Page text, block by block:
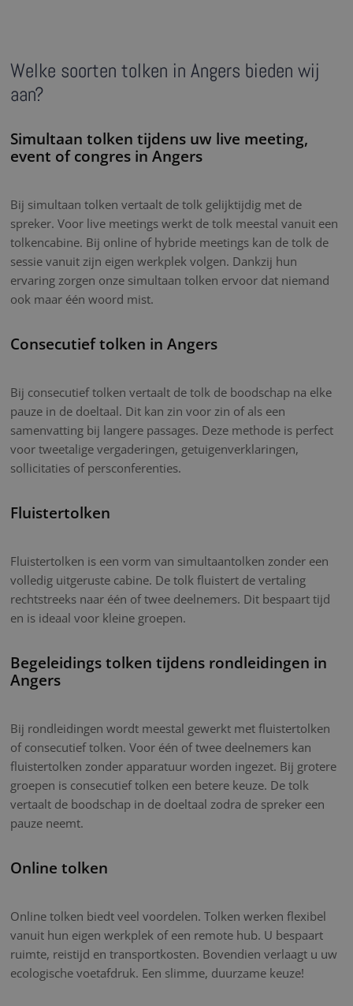
Welke soorten tolken in Angers bieden wij
aan?
Simultaan tolken tijdens uw live meeting,
event of congres in Angers
Bij simultaan tolken vertaalt de tolk gelijktijdig met de
spreker. Voor live meetings werkt de tolk meestal vanuit een
tolkencabine. Bij online of hybride meetings kan de tolk de
sessie vanuit zijn eigen werkplek volgen. Dankzij hun
ervaring zorgen onze simultaan tolken ervoor dat niemand
ook maar één woord mist.
Consecutief tolken in Angers
Bij consecutief tolken vertaalt de tolk de boodschap na elke
pauze in de doeltaal. Dit kan zin voor zin of als een
samenvatting bij langere passages. Deze methode is perfect
voor tweetalige vergaderingen, getuigenverklaringen,
sollicitaties of persconferenties.
Fluistertolken
Fluistertolken is een vorm van simultaantolken zonder een
volledig uitgeruste cabine. De tolk fluistert de vertaling
rechtstreeks naar één of twee deelnemers. Dit bespaart tijd
en is ideaal voor kleine groepen.
Begeleidings tolken tijdens rondleidingen in
Angers
Bij rondleidingen wordt meestal gewerkt met fluistertolken
of consecutief tolken. Voor één of twee deelnemers kan
fluistertolken zonder apparatuur worden ingezet. Bij grotere
groepen is consecutief tolken een betere keuze. De tolk
vertaalt de boodschap in de doeltaal zodra de spreker een
pauze neemt.
Online tolken
Online tolken biedt veel voordelen. Tolken werken flexibel
vanuit hun eigen werkplek of een remote hub. U bespaart
ruimte, reistijd en transportkosten. Bovendien verlaagt u uw
ecologische voetafdruk. Een slimme, duurzame keuze!